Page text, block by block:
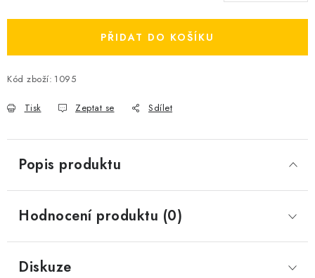
PŘIDAT DO KOŠÍKU
Kód zboží: 1095
Tisk Zeptat se Sdílet
Popis produktu
Hodnocení produktu (0)
Diskuze